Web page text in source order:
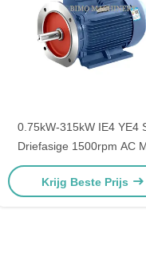
0.75kW-315kW IE4 YE4
Driefasige 1500rpm AC
Inductie Elektromotor
Luchtcompressor
Krijg Beste Prijs